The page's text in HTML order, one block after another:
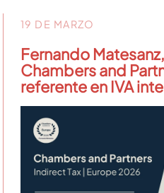
19 DE MARZO
Fernando
Chambers and
referente en IVA